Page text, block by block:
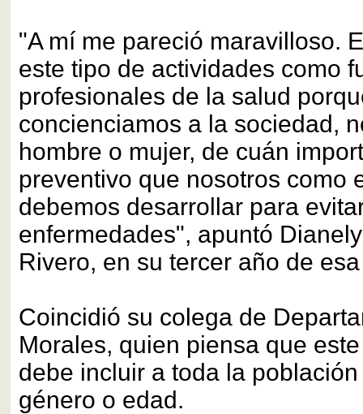
"A mí me pareció maravilloso.
este tipo de actividades como
profesionales de la salud
concienciamos a la sociedad,
hombre o mujer, de cuán
preventivo que nosotros como
debemos desarrollar para
enfermedades", apuntó
Rivero, en su tercer año de
Coincidió su colega de
Morales, quien piensa que
debe incluir a toda la
género o edad.